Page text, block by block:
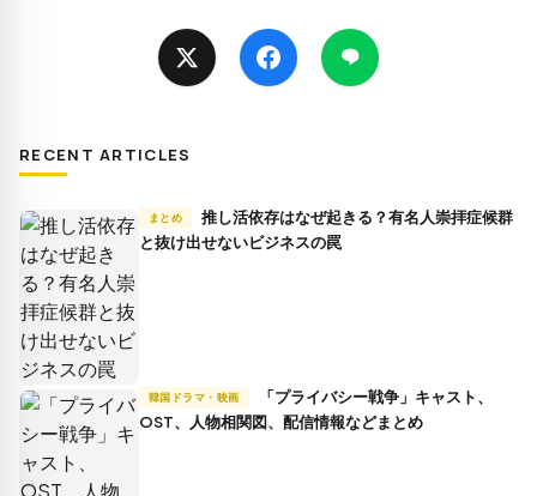
RECENT ARTICLES
まとめ
推し活依存はなぜ起きる？有名人崇拝症候群
と抜け出せないビジネスの罠
韓国ドラマ・映画
OST、人物相関図、配信情報などまとめ